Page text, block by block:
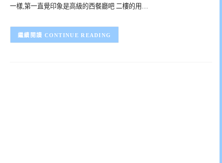
一樣,第一直覺印象是高級的西餐廳吧 二樓的用…
CONTINUE READING